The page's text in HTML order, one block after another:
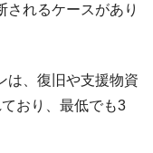
されるケースがあり
は、復旧や支援物資
おり、最低でも3